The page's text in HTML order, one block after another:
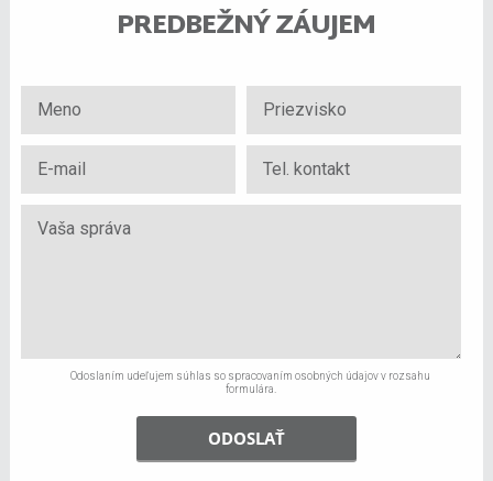
PREDBEŽNÝ ZÁUJEM
Odoslaním udeľujem súhlas so spracovaním osobných údajov v rozsahu
formulára.
ODOSLAŤ